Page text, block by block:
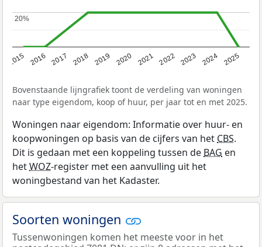
2015 2016 2017 2018 2019 2020 2021 2022 2023 2024 2025
20%
20%
Bovenstaande lijngrafiek toont de verdeling van woningen
naar type eigendom, koop of huur, per jaar tot en met 2025.
Woningen naar eigendom: Informatie over huur- en
koopwoningen op basis van de cijfers van het CBS.
Dit is gedaan met een koppeling tussen de BAG en
hetWOZ-register met een aanvulling uit het
woningbestand van het Kadaster.
Soorten woningen
Tussenwoningen komen het meeste voor in het